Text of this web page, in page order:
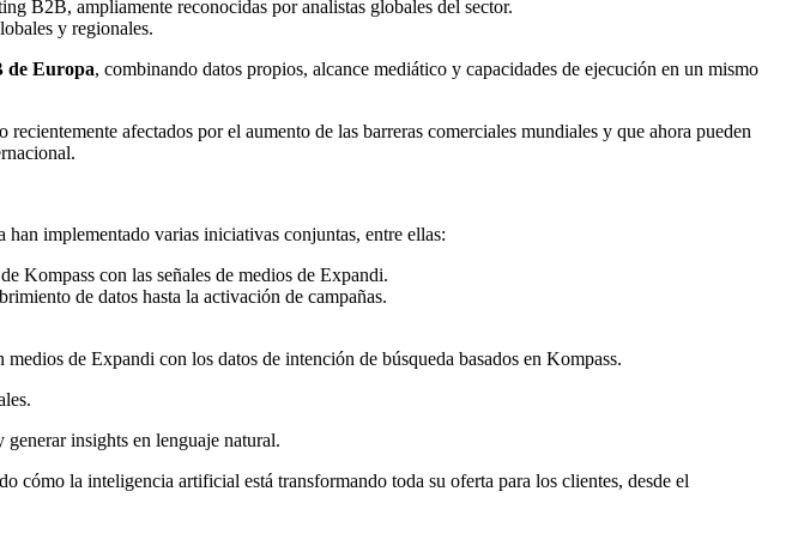
B2B, ampliamente reconocidas por analistas globales del sector.
y regionales.
de Europa, combinando datos propios, alcance mediático y capacidades de ejecución en un mismo
recientemente afectados por el aumento de las barreras comerciales mundiales y que ahora pueden
han implementado varias iniciativas conjuntas, entre ellas:
Kompass con las señales de medios de Expandi.
de datos hasta la activación de campañas.
de Expandi con los datos de intención de búsqueda basados en Kompass.
insights en lenguaje natural.
la inteligencia artificial está transformando toda su oferta para los clientes, desde el